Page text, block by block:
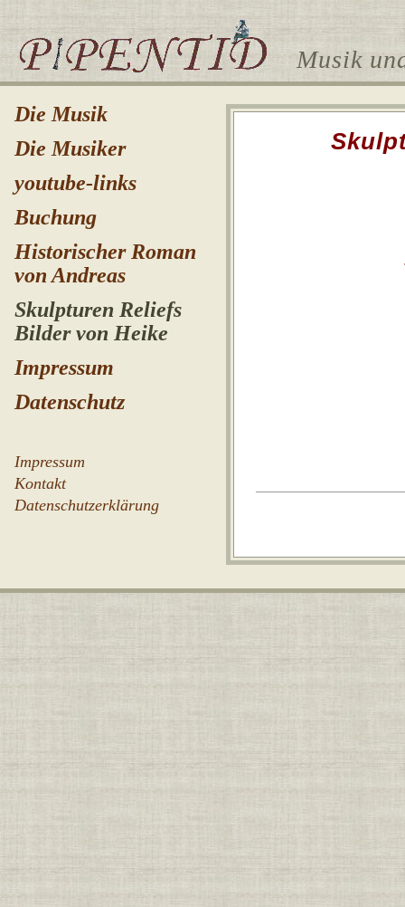
Musik
Die Musik
Die Musiker
youtube-links
Buchung
Historischer Roman
von Andreas
Skulpturen Reliefs
Bilder von Heike
Impressum
Datenschutz
Impressum
Kontakt
Datenschutzerklärung